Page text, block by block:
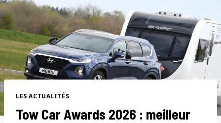
LES ACTUALITÉS
Tow Car Awards 2026 : meilleur